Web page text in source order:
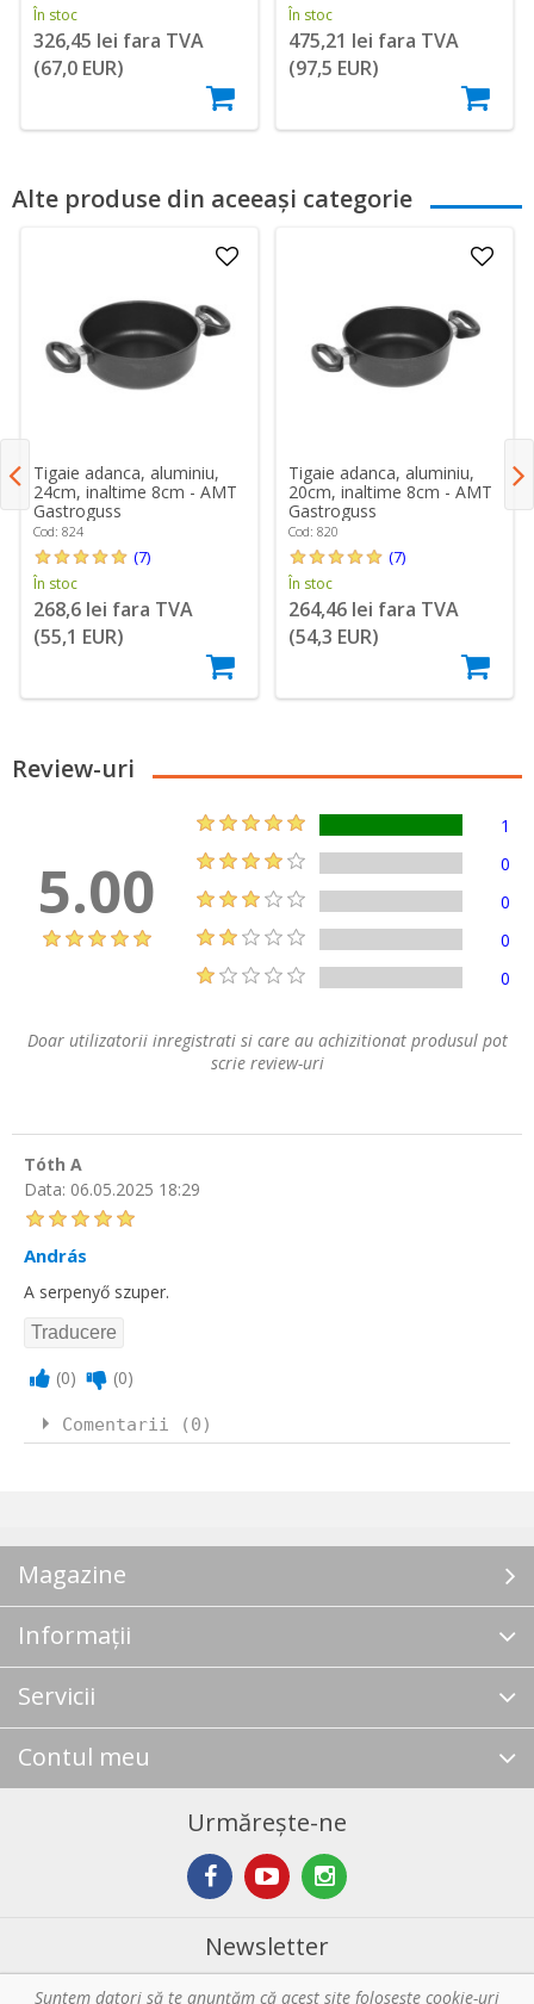
În stoc
326,45 lei fara TVA
(67,0 EUR)
În stoc
475,21 lei fara TVA
(97,5 EUR)
Alte produse din aceeași categorie
Tigaie adanca, aluminiu,
24cm, inaltime 8cm - AMT
Gastroguss
Cod: 824
(7)
În stoc
268,6 lei fara TVA
(55,1 EUR)
Tigaie adanca, aluminiu,
20cm, inaltime 8cm - AMT
Gastroguss
Cod: 820
(7)
În stoc
264,46 lei fara TVA
(54,3 EUR)
Review-uri
5.00
1
0
0
0
0
Doar utilizatorii inregistrati si care au achizitionat produsul pot
scrie review-uri
Tóth A
Data: 06.05.2025 18:29
András
A serpenyő szuper.
(0) (0)
Comentarii (0)
Magazine
Informații
Servicii
Contul meu
Urmărește-ne
Newsletter
Abonare
Suntem datori să te anunţăm că acest site foloseşte cookie-uri